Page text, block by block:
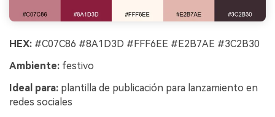
HEX: #C07C86 #8A1D3D #FFF6EE #E2B7AE #3C2B30
Ambiente: festivo
Ideal para: plantilla de publicación para lanzamiento en
redes sociales